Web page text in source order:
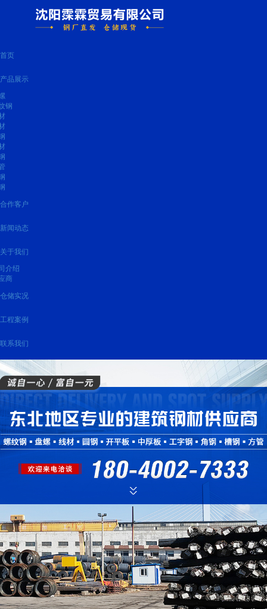
首页
产品展示
钢
合作客户
新闻动态
关于我们
介绍
商
仓储实况
工程案例
联系我们